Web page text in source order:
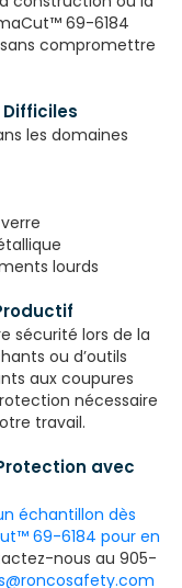
69-6184
compromettre
les domaines
lourds
sécurité lors de la
ou d’outils
aux coupures
nécessaire
travail.
avec
échantillon dès
69-6184 pour en
nous au 905-